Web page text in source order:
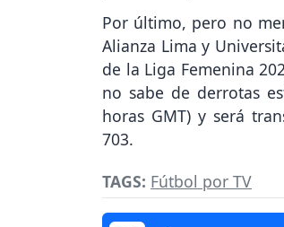
Por último, pero no
Alianza Lima y
de la Liga Femenina
no sabe de derrotas
horas GMT) y será
703.
TAGS: Fútbol por TV